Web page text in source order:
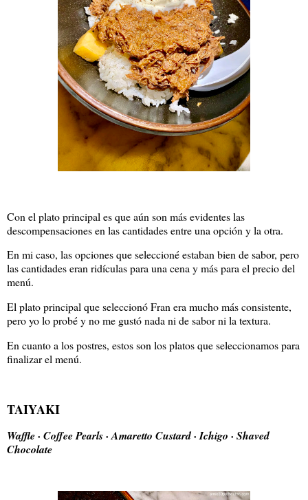
Con el plato principal es que aún son más evidentes las
descompensaciones en las cantidades entre una opción y la otra.
En mi caso, las opciones que seleccioné estaban bien de sabor, pero
las cantidades eran ridículas para una cena y más para el precio del
menú.
El plato principal que seleccionó Fran era mucho más consistente,
pero yo lo probé y no me gustó nada ni de sabor ni la textura.
En cuanto a los postres, estos son los platos que seleccionamos para
finalizar el menú.
TAIYAKI
Waffle · Coffee Pearls · Amaretto Custard · Ichigo · Shaved
Chocolate